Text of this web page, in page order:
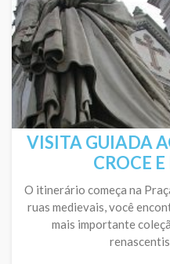
VISITA GUIADA
CROCE
O itinerário começa na
ruas medievais, você
mais importante